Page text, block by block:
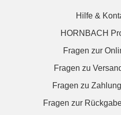
Hilfe &
HORNBACH
Fragen zur
Fragen zu
Fragen zu
Fragen zur